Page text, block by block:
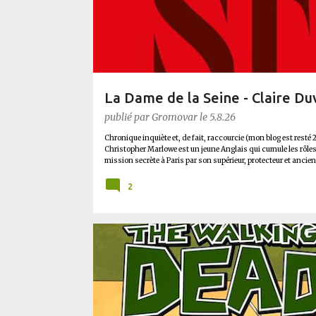
La Dame de la Seine - Claire
publié parGromovarle5.8.26
Chronique inquiète et, de fait, raccourcie (mon blog est resté
Christopher Marlowe est un jeune Anglais qui cumule les
mission secrète à Paris par son supérieur, protecteur et
trop grosse pour être catholique. Il faudra donc enquêter sur
plus que Thomas connaissait et appréciait Olivier. Marlowe
2
BLUFFANT COMICS